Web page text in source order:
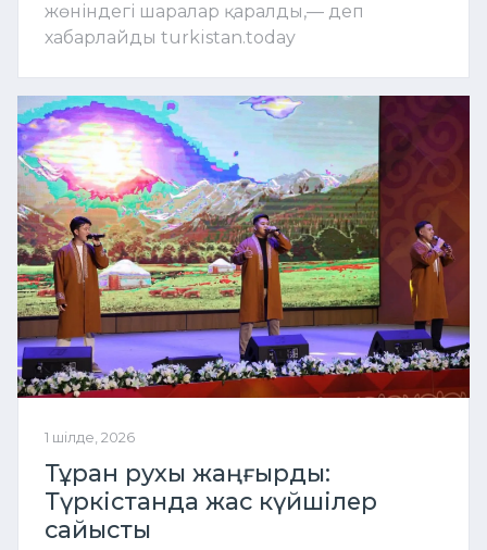
жөніндегі шаралар қаралды,— деп
хабарлайды turkistan.today
1 шілде, 2026
Тұран рухы жаңғырды:
Түркістанда жас күйшілер
сайысты